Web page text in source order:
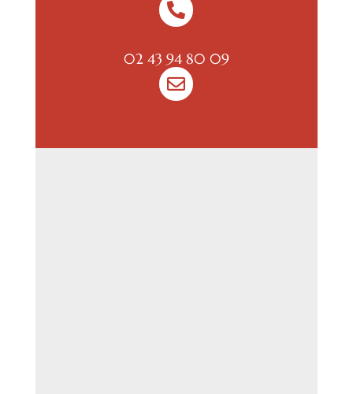

02 43 94 80 09
